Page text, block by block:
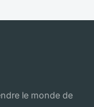
le monde de